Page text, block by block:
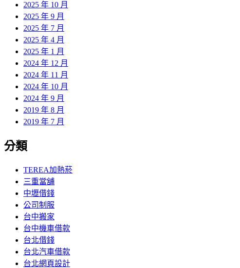
2025 年 10 月
2025 年 9 月
2025 年 7 月
2025 年 4 月
2025 年 1 月
2024 年 12 月
2024 年 11 月
2024 年 10 月
2024 年 9 月
2019 年 8 月
2019 年 7 月
分類
TEREA加熱菸
三重當舖
中壢借錢
公司制服
台中搬家
台中機車借款
台北借錢
台北汽車借款
台北網頁設計